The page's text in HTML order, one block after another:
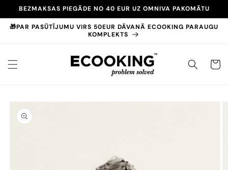
uz
saturu
BEZMAKSAS PIEGĀDE NO 40 EUR UZ OMNIVA PAKOMĀTU
🎁PAR PASŪTĪJUMU VIRS 50EUR DĀVANĀ ECOOKING PARAUGU
KOMPLEKTS
GROZS
Pāriet uz
produktu
informāciju